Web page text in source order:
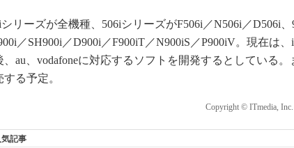
リーズが全機種、506iシリーズがF506i／N506i／D506i
／SH900i／D900i／F900iT／N900iS／P900iV。現在は
au、vodafoneに対応するソフトを開発するとしている。
る予定。
Copyright © ITmedia,
記事